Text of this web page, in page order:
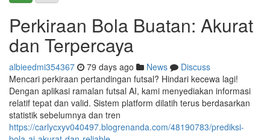
Perkiraan Bola Buatan: Akurat
dan Terpercaya
albieedmi354367 79 days ago News
Discuss
Mencari perkiraan pertandingan futsal? Hindari kecewa lagi!
Dengan aplikasi ramalan futsal AI, kami menyediakan informasi
relatif tepat dan valid. Sistem platform dilatih terus berdasarkan
statistik sebelumnya dan tren
https://carlycxyv040497.blogrenanda.com/48190783/prediksi-